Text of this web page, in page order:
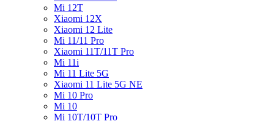
Mi 12T
Xiaomi 12X
Xiaomi 12 Lite
Mi 11/11 Pro
Xiaomi 11T/11T Pro
Mi 11i
Mi 11 Lite 5G
Xiaomi 11 Lite 5G NE
Mi 10 Pro
Mi 10
Mi 10T/10T Pro